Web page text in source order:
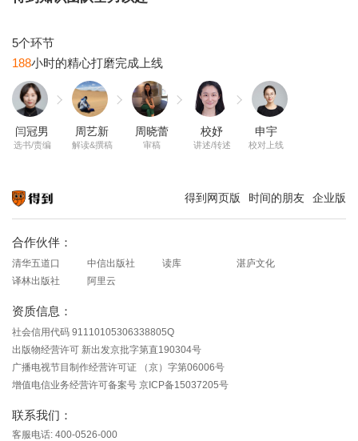
188
闫冠男
选书/责编
周艺新
解读&撰稿
周晓蕾
审稿
校妤
讲述/转述
申宇
校对上线
得到网页版 时间的朋友 企业版
合作伙伴：
清华五道口 中信出版社 读库
湛庐文化
译林出版社
阿里云
资质信息：
社会信用代码 91110105306338805Q
出版物经营许可 新出发京批字第直190304号
广播电视节目制作经营许可证 （京）字第06006号
增值电信业务经营许可备案号 京ICP备15037205号
联系我们：
客服电话: 400-0526-000